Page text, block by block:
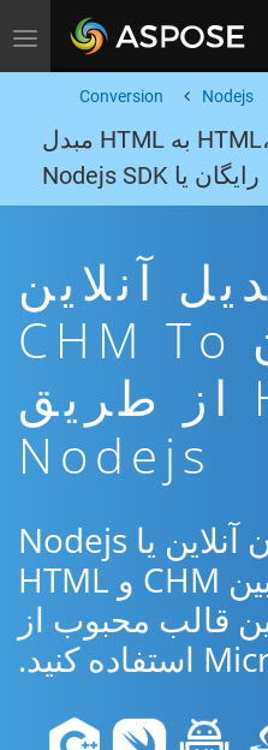
Toggle navigation
Nodejs
Conversion
تبدیل Word بهHTML، CHM به HTML مبدل
رایگان یا Nodejs SDK
آنلاین
رایگان CHM To
HTML از طریق
Nodejs
از برنامه رایگان آنلاین یا Nodejs
SDK برای تبدیل بین CHM و HTML
قالب محبوب از